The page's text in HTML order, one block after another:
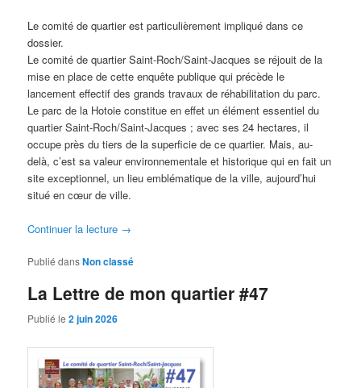
Le comité de quartier est particulièrement impliqué dans ce
dossier.
Le comité de quartier Saint-Roch/Saint-Jacques se réjouit de la
mise en place de cette enquête publique qui précède le
lancement effectif des grands travaux de réhabilitation du parc.
Le parc de la Hotoie constitue en effet un élément essentiel du
quartier Saint-Roch/Saint-Jacques ; avec ses 24 hectares, il
occupe près du tiers de la superficie de ce quartier. Mais, au-
delà, c’est sa valeur environnementale et historique qui en fait un
site exceptionnel, un lieu emblématique de la ville, aujourd’hui
situé en cœur de ville.
Continuer la lecture →
Publié dansNon classé
La Lettre de mon quartier #47
Publié le2 juin 2026